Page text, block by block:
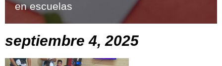
en escuelas
septiembre 4, 2025